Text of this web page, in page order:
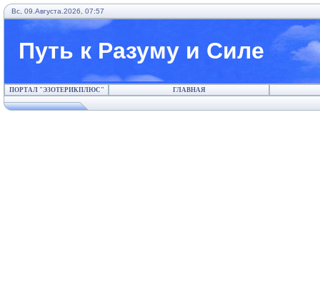
Вс, 09.Августа.2026, 07:57
Путь к Разуму и Силе
ПОРТАЛ "ЭЗОТЕРИКПЛЮС" ГЛАВНАЯ